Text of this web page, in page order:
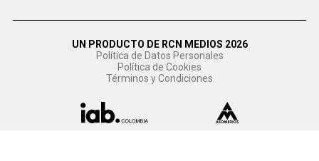
UN PRODUCTO DE RCN MEDIOS 2026
Política de Datos Personales
Política de Cookies
Términos y Condiciones